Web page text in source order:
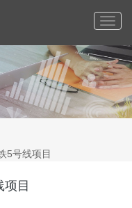
5号线项目
目